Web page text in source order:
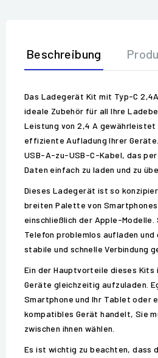
Beschreibung
Das Ladegerät Kit mit Typ-C
ideale Zubehör für all Ihre
Leistung von 2,4 A gewährleistet
effiziente Aufladung Ihrer
USB-A-zu-USB-C-Kabel, das
Daten einfach zu laden und zu
Dieses Ladegerät ist so
breiten Palette von
einschließlich der Apple-Modelle.
Telefon problemlos aufladen und
stabile und schnelle Verbindung
Ein der Hauptvorteile dieses Kits
Geräte gleichzeitig aufzuladen.
Smartphone und Ihr Tablet oder
kompatibles Gerät handelt, Sie
zwischen ihnen wählen.
Es ist wichtig zu beachten, dass